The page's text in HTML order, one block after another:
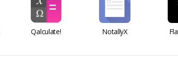
Qalculate! NotallyX